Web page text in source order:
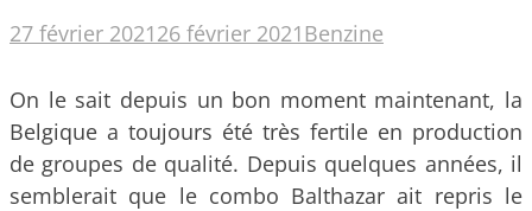
27 février 202126 février 2021 Benzine
On le sait depuis un bon moment maintenant, la
Belgique a toujours été très fertile en production
de groupes de qualité. Depuis quelques années, il
semblerait que le combo Balthazar ait repris le